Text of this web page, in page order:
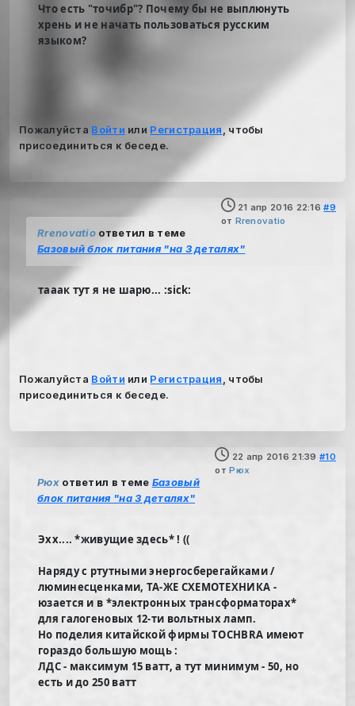
Что есть "точибр"? Почему бы не выплюнуть
хрень и не начать пользоваться русским
языком?
Пожалуйста Войти или Регистрация
, чтобы
присоединиться к беседе.
21 апр 2016 22:16 #9
от Rrenovatio
Rrenovatio ответил в теме
Базовый блок питания "на 3 деталях"
тааак тут я не шарю... :sick:
Пожалуйста Войти или Регистрация
, чтобы
присоединиться к беседе.
22 апр 2016 21:39 #10
отРюх
Рюхответил в теме Базовый
блок питания "на 3 деталях"
Эхх.... *живущие здесь* ! ((
Наряду с ртутными энергосберегайками /
люминесценками, ТА-ЖЕ СХЕМОТЕХНИКА -
юзается и в *электронных трансформаторах*
для галогеновых 12-ти вольтных ламп.
Но поделия китайской фирмы TOCHBRA имеют
гораздо большую мощь :
ЛДС - максимум 15 ватт, а тут минимум - 50, но
есть и до 250 ватт